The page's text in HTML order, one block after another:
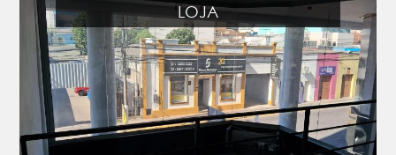
LOJA